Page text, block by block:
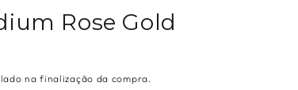
Rose Gold
na finalização da compra.